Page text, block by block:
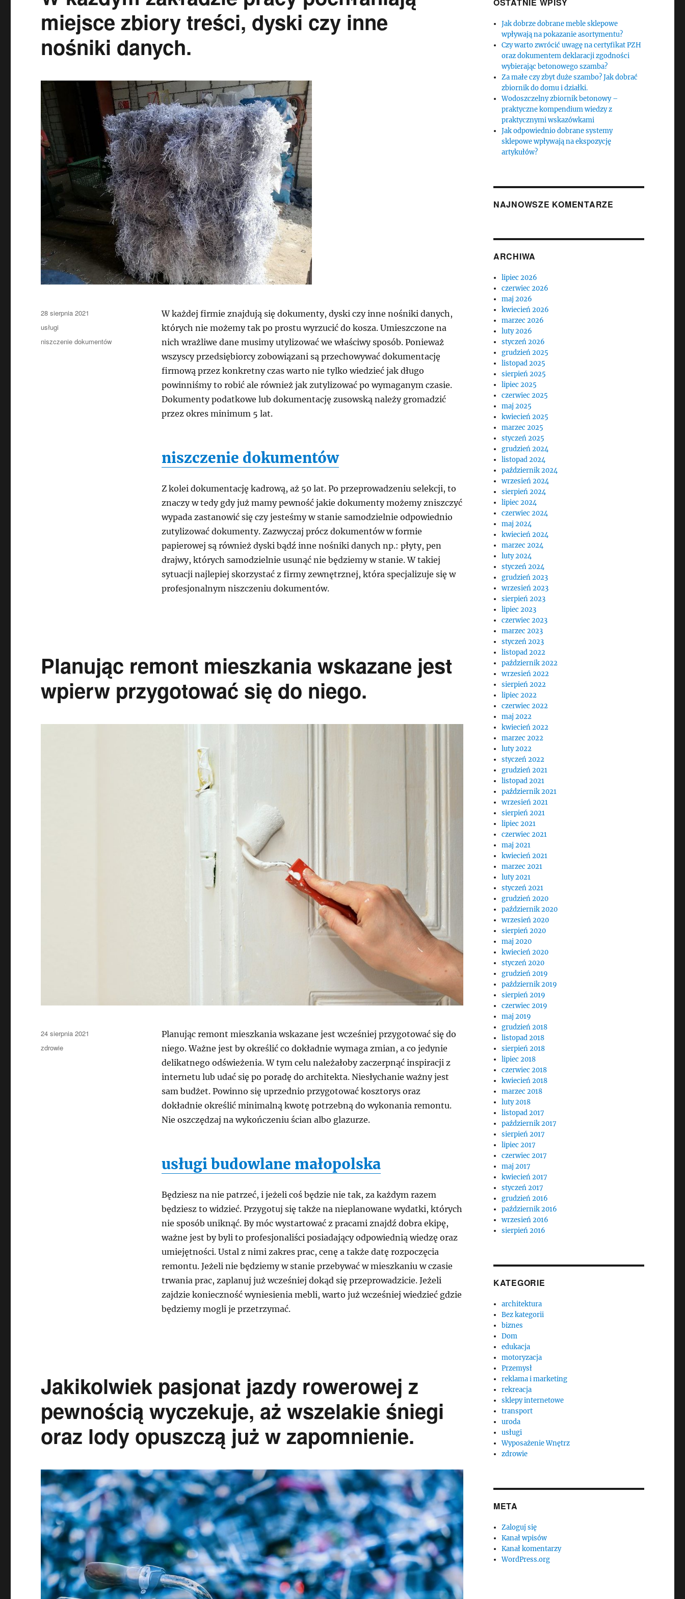
miejsce zbiory treści, dyski czy inne
nośniki danych.
W każdej firmie znajdują się dokumenty, dyski czy inne nośniki danych,
których nie możemy tak po prostu wyrzucić do kosza. Umieszczone na
nich wrażliwe dane musimy utylizować we właściwy sposób. Ponieważ
wszyscy przedsiębiorcy zobowiązani są przechowywać dokumentację
firmową przez konkretny czas warto nie tylko wiedzieć jak długo
powinniśmy to robić ale również jak zutylizować po wymaganym czasie.
Dokumenty podatkowe lub dokumentację zusowską należy gromadzić
przez okres minimum 5 lat.
niszczenie dokumentów
Z kolei dokumentację kadrową, aż 50 lat. Po przeprowadzeniu selekcji, to
znaczy w tedy gdy już mamy pewność jakie dokumenty możemy zniszczyć
wypada zastanowić się czy jesteśmy w stanie samodzielnie odpowiednio
zutylizować dokumenty. Zazwyczaj prócz dokumentów w formie
papierowej są również dyski bądź inne nośniki danych np.: płyty, pen
drajwy, których samodzielnie usunąć nie będziemy w stanie. W takiej
sytuacji najlepiej skorzystać z firmy zewnętrznej, która specjalizuje się w
profesjonalnym niszczeniu dokumentów.
Data
publikacji
28 sierpnia 2021
Kategorie
usługi
Tagi
niszczenie dokumentów
Planując remont mieszkania wskazane jest
wpierw przygotować się do niego.
Planując remont mieszkania wskazane jest wcześniej przygotować się do
niego. Ważne jest by określić co dokładnie wymaga zmian, a co jedynie
delikatnego odświeżenia. W tym celu należałoby zaczerpnąć inspiracji z
internetu lub udać się po poradę do architekta. Niesłychanie ważny jest
sam budżet. Powinno się uprzednio przygotować kosztorys oraz
dokładnie określić minimalną kwotę potrzebną do wykonania remontu.
Nie oszczędzaj na wykończeniu ścian albo glazurze.
usługi budowlane małopolska
Będziesz na nie patrzeć, i jeżeli coś będzie nie tak, za każdym razem
będziesz to widzieć. Przygotuj się także na nieplanowane wydatki, których
nie sposób uniknąć. By móc wystartować z pracami znajdź dobra ekipę,
ważne jest by byli to profesjonaliści posiadający odpowiednią wiedzę oraz
umiejętności. Ustal z nimi zakres prac, cenę a także datę rozpoczęcia
remontu. Jeżeli nie będziemy w stanie przebywać w mieszkaniu w czasie
trwania prac, zaplanuj już wcześniej dokąd się przeprowadzicie. Jeżeli
zajdzie konieczność wyniesienia mebli, warto już wcześniej wiedzieć gdzie
będziemy mogli je przetrzymać.
Data
publikacji
24 sierpnia 2021
Kategorie
zdrowie
Jakikolwiek pasjonat jazdy rowerowej z
pewnością wyczekuje, aż wszelakie śniegi
oraz lody opuszczą już w zapomnienie.
Jak dobrze dobrane meble sklepowe
wpływają na pokazanie asortymentu?
Czy warto zwrócić uwagę na certyfikat PZH
oraz dokumentem deklaracji zgodności
wybierając betonowego szamba?
Za małe czy zbyt duże szambo? Jak dobrać
zbiornik do domu i działki.
Wodoszczelny zbiornik betonowy –
praktyczne kompendium wiedzy z
praktycznymi wskazówkami
Jak odpowiednio dobrane systemy
sklepowe wpływają na ekspozycję
artykułów?
NAJNOWSZE KOMENTARZE
ARCHIWA
lipiec 2026
czerwiec 2026
maj 2026
kwiecień 2026
marzec 2026
luty 2026
styczeń 2026
grudzień 2025
listopad 2025
sierpień 2025
lipiec 2025
czerwiec 2025
maj 2025
kwiecień 2025
marzec 2025
styczeń 2025
grudzień 2024
listopad 2024
październik 2024
wrzesień 2024
sierpień 2024
lipiec 2024
czerwiec 2024
maj 2024
kwiecień 2024
marzec 2024
luty 2024
styczeń 2024
grudzień 2023
wrzesień 2023
sierpień 2023
lipiec 2023
czerwiec 2023
marzec 2023
styczeń 2023
listopad 2022
październik 2022
wrzesień 2022
sierpień 2022
lipiec 2022
czerwiec 2022
maj 2022
kwiecień 2022
marzec 2022
luty 2022
styczeń 2022
grudzień 2021
listopad 2021
październik 2021
wrzesień 2021
sierpień 2021
lipiec 2021
czerwiec 2021
maj 2021
kwiecień 2021
marzec 2021
luty 2021
styczeń 2021
grudzień 2020
październik 2020
wrzesień 2020
sierpień 2020
maj 2020
kwiecień 2020
styczeń 2020
grudzień 2019
październik 2019
sierpień 2019
czerwiec 2019
maj 2019
grudzień 2018
listopad 2018
sierpień 2018
lipiec 2018
czerwiec 2018
kwiecień 2018
marzec 2018
luty 2018
listopad 2017
październik 2017
sierpień 2017
lipiec 2017
czerwiec 2017
maj 2017
kwiecień 2017
styczeń 2017
grudzień 2016
październik 2016
wrzesień 2016
sierpień 2016
KATEGORIE
architektura
Bez kategorii
biznes
Dom
edukacja
motoryzacja
Przemysł
reklama i marketing
rekreacja
sklepy internetowe
transport
uroda
usługi
Wyposażenie Wnętrz
zdrowie
META
Zaloguj się
Kanał wpisów
Kanał komentarzy
WordPress.org